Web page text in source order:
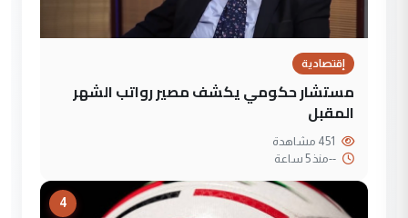
إقتصادية
مستشار حكومي يكشف مصير رواتب الشهر
المقبل
--منذ 5 ساعة
4